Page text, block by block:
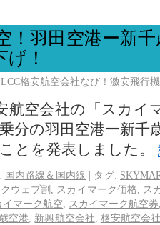
！羽田空港ー新
！
LCC格安航空会社なび！激安飛行
航空会社の「スカイ
分の羽田空港ー新千
とを発表しました。
国内路線＆国内線 | タグ:
ウェブ割 スカイマーク価格
ス
イマーク航空 スカイマーク航空券
空港 新興航空会社 格安航空会社